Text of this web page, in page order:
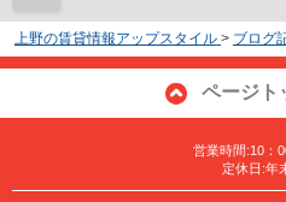
上野の賃貸情報アップスタイル > ブログ
ページト
営業時間:10：
定休日:年